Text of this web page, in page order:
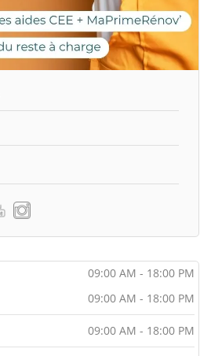
09:00 AM - 18:00 PM
09:00 AM - 18:00 PM
09:00 AM - 18:00 PM